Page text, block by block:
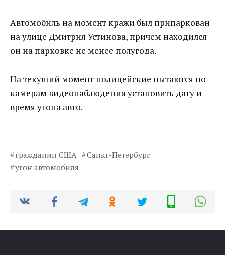
Автомобиль на момент кражи был припаркован
на улице Дмитрия Устинова, причем находился
он на парковке не менее полугода.
На текущий момент полицейские пытаются по
камерам видеонаблюдения установить дату и
время угона авто.
гражданин США
Санкт-Петербург
угон автомобиля